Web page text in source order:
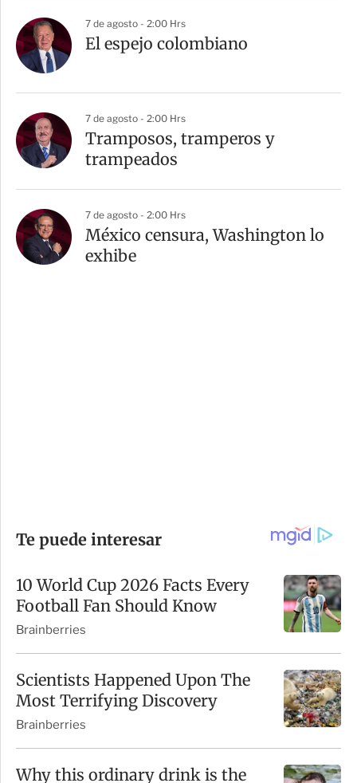
7 de agosto - 2:00 Hrs
El espejo colombiano
7 de agosto - 2:00 Hrs
Tramposos, tramperos y
trampeados
7 de agosto - 2:00 Hrs
México censura, Washington lo
exhibe